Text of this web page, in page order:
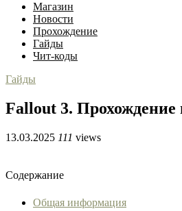
Магазин
Новости
Прохождение
Гайды
Чит-коды
Гайды
Fallout 3. Прохождение
13.03.2025 111 views
Содержание
Общая информация